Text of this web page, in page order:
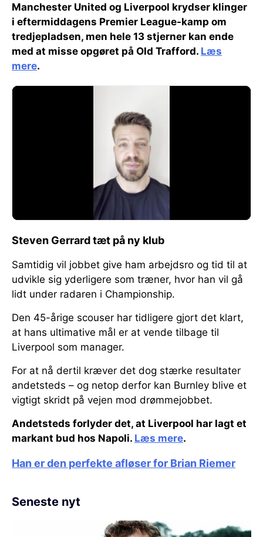
Manchester United og Liverpool krydser klinger
i eftermiddagens Premier League-kamp om
tredjepladsen, men hele 13 stjerner kan ende
med at misse opgøret på Old Trafford. Læs
mere.
Steven Gerrard tæt på ny klub
Samtidig vil jobbet give ham arbejdsro og tid til at
udvikle sig yderligere som træner, hvor han vil gå
lidt under radaren i Championship.
Den 45-årige scouser har tidligere gjort det klart,
at hans ultimative mål er at vende tilbage til
Liverpool som manager.
For at nå dertil kræver det dog stærke resultater
andetsteds – og netop derfor kan Burnley blive et
vigtigt skridt på vejen mod drømmejobbet.
Andetsteds forlyder det, at Liverpool har lagt et
markant bud hos Napoli. Læs mere.
Han er den perfekte afløser for Brian Riemer
Seneste nyt